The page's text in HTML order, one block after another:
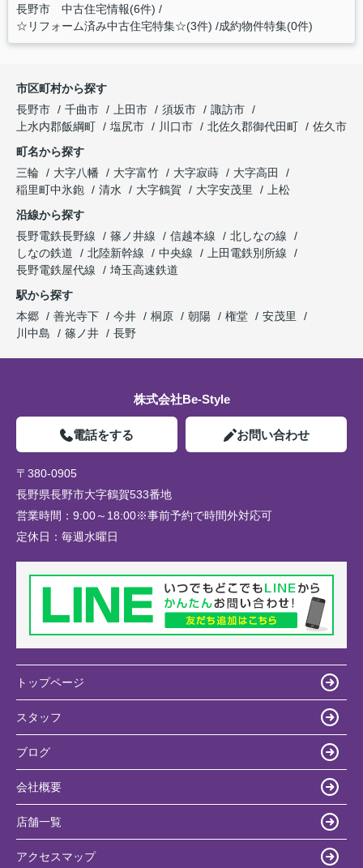
長野市 中古住宅情報(6件)
☆リフォーム済み中古住宅特集☆(3件) 成約物件特集(0件)
市区町村から探す
長野市
千曲市 上田市 須坂市
諏訪市
上水内郡飯綱町
塩尻市 川口市 北佐久郡御代田町
佐久市
町名から探す
三輪
大字八幡 大字富竹 大字寂蒔
大字高田
稲里町中氷鉋
清水 大字鶴賀 大字安茂里
上松
沿線から探す
長野電鉄長野線
篠ノ井線 信越本線
北しなの線
しなの鉄道
北陸新幹線 中央線
上田電鉄別所線
長野電鉄屋代線
埼玉高速鉄道
駅から探す
本郷
善光寺下 今井 桐原 朝陽 権堂
安茂里
川中島
篠ノ井 長野
株式会社Be-Style
電話をする お問い合わせ
〒380-0905
長野県長野市大字鶴賀533番地
営業時間： 9:00～18:00※事前予約で時間外対応可
定休日： 毎週水曜日
トップページ
スタッフ
ブログ
会社概要
店舗一覧
アクセスマップ